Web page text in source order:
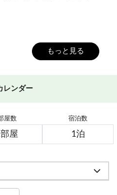
ご利用いただけます。
すので三世代の家族旅行に
の特典をご用意いたしまし
ルウォーターとお茶を人
ブをご用意
のご用意となります。
もっと見る
レンダー
屋数 宿泊数